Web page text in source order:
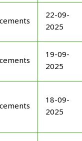
22-09-
2025
19-09-
2025
18-09-
2025